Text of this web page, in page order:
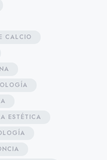
CALCIO
ESTÉTICA